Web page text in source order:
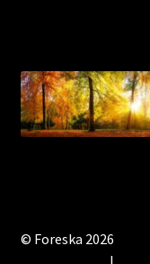
© Foreska 2026